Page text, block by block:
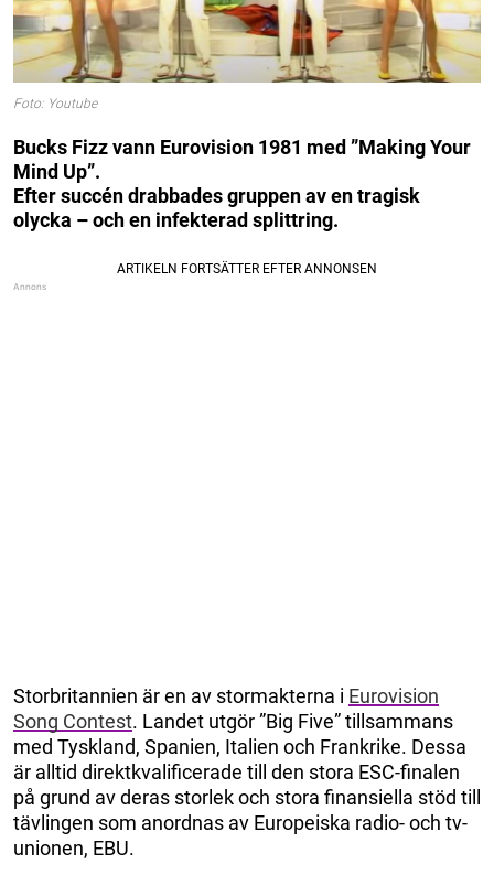
Foto: Youtube
Bucks Fizz vann Eurovision 1981 med ”Making Your
Mind Up”.
Efter succén drabbades gruppen av en tragisk
olycka – och en infekterad splittring.
Storbritannien är en av stormakterna i Eurovision
Song Contest. Landet utgör ”Big Five” tillsammans
med Tyskland, Spanien, Italien och Frankrike. Dessa
är alltid direktkvalificerade till den stora ESC-finalen
på grund av deras storlek och stora finansiella stöd till
tävlingen som anordnas av Europeiska radio- och tv-
unionen, EBU.